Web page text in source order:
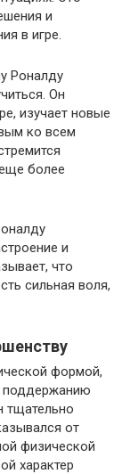
и
в игре.
Роналду
Он
изучает новые
ко всем
более
и
что
сильная воля,
формой,
поддержанию
тщательно
от
физической
характер